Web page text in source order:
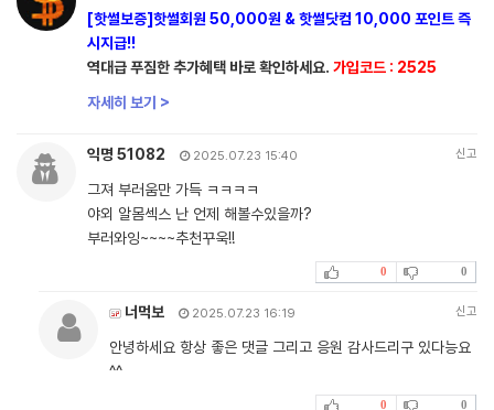
[핫썰보증]핫썰회원 50,000원 & 핫썰닷컴 10,000 포인트 즉
시지급!!
역대급 푸짐한 추가혜택 바로 확인하세요. 가입코드 : 2525
자세히 보기 >
익명 51082 2025.07.23 15:40 신고
그져 부러움만 가득 ㅋㅋㅋㅋ
야외 알몸섹스 난 언제 해볼수있을까?
부러와잉~~~~추천꾸욱!!
0 0
너먹보 2025.07.23 16:19 신고
안녕하세요 항상 좋은 댓글 그리고 응원 감사드리구 있다능요
^^
0 0